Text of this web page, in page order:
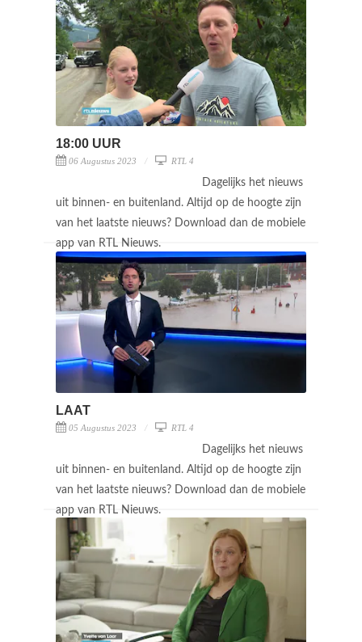
18:00 UUR
06 Augustus 2023 RTL 4
Dagelijks het nieuws
uit binnen- en buitenland. Altijd op de hoogte zijn
van het laatste nieuws? Download dan de mobiele
app van RTL Nieuws.
LAAT
05 Augustus 2023 RTL 4
Dagelijks het nieuws
uit binnen- en buitenland. Altijd op de hoogte zijn
van het laatste nieuws? Download dan de mobiele
app van RTL Nieuws.